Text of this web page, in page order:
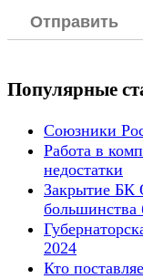
Отправить
Популярные
Союзники
Работа в
недостатки
Закрытие БК
большинства
2024
Кто